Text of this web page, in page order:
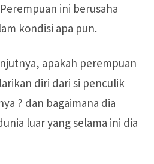
ini berusaha
kondisi apa pun.
apakah perempuan
diri dari si penculik
? dan bagaimana dia
luar yang selama ini dia